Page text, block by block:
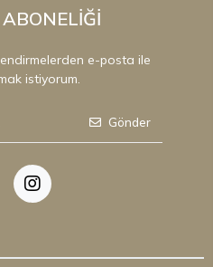
e-posta ile
istiyorum.
Gönder